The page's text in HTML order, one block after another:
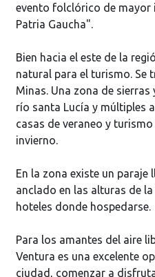
evento folclórico de mayor
Patria Gaucha".
Bien hacia el este de la
natural para el turismo. Se
Minas. Una zona de
río santa Lucía y múltiples
casas de veraneo y
invierno.
En la zona existe un
anclado en las alturas de
hoteles donde hospedarse.
Para los amantes del aire
Ventura es una excelente
ciudad, comenzar a